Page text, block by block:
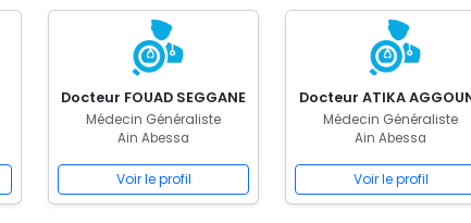
Docteur FOUAD SEGGANE
Médecin Généraliste
Ain Abessa
Voir le profil
Docteur ATIKA
Médecin Généraliste
Ain Abessa
Voir le profil